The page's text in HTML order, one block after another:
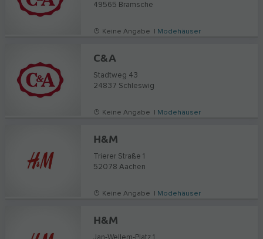
49565 Bramsche
Keine Angabe | Modehäuser
C&A
Stadtweg 43
24837 Schleswig
Keine Angabe | Modehäuser
H&M
Trierer Straße 1
52078 Aachen
Keine Angabe | Modehäuser
H&M
Jan-Wellem-Platz 1